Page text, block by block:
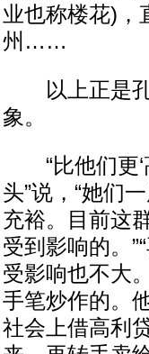
业也称楼花)，
州……
以上正是孔
象。
“比他们更‘
头”说，“她们
充裕。目前这
受到影响的。
受影响也不大
手笔炒作的。
社会上借高利